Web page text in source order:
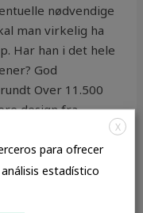
nødvendige
man virkelig ha
Har han i det hele
God
Over 11.500
design fra
i vår
nå P4s
aarhus og jammen
X
para ofrecer
estadístico